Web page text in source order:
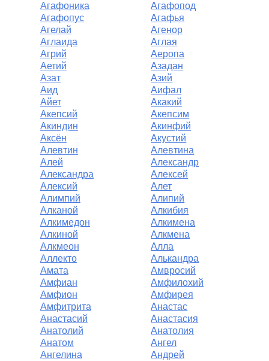
Агафоника
Агафопод
Агафопус
Агафья
Агелай
Агенор
Аглаида
Аглая
Агрий
Аеропа
Аетий
Азадан
Азат
Азий
Аид
Аифал
Айет
Акакий
Акепсий
Акепсим
Акиндин
Акинфий
Аксён
Акустий
Алевтин
Алевтина
Алей
Александр
Александра
Алексей
Алексий
Алет
Алимпий
Алипий
Алканой
Алкибия
Алкимедон
Алкимена
Алкиной
Алкмена
Алкмеон
Алла
Аллекто
Алькандра
Амата
Амвросий
Амфиан
Амфилохий
Амфион
Амфирея
Амфитрита
Анастас
Анастасий
Анастасия
Анатолий
Анатолия
Анатом
Ангел
Ангелина
Андрей